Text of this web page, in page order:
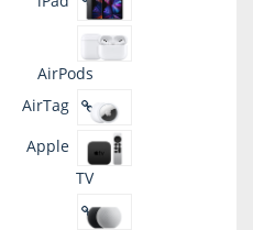
AirPods
AirTag
Apple
TV